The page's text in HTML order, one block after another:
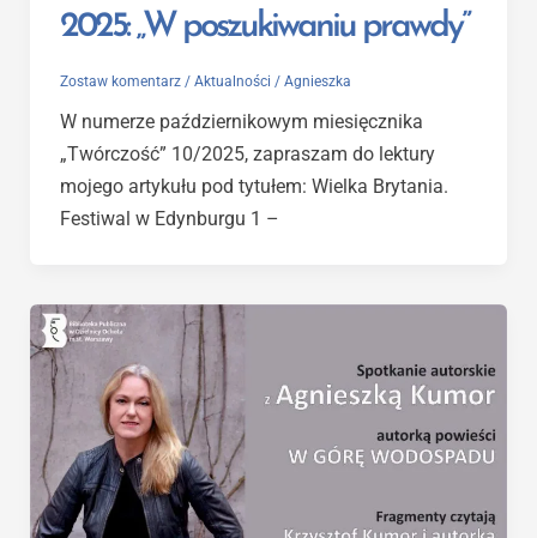
2025: „W poszukiwaniu prawdy”
Zostaw komentarz / Aktualności / Agnieszka
W numerze październikowym miesięcznika
„Twórczość” 10/2025, zapraszam do lektury
mojego artykułu pod tytułem: Wielka Brytania.
Festiwal w Edynburgu 1 –